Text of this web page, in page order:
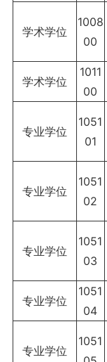
学术学位
1008
00
学术学位
1011
00
专业学位
1051
01
专业学位
1051
02
专业学位
1051
03
专业学位
1051
04
专业学位
1051